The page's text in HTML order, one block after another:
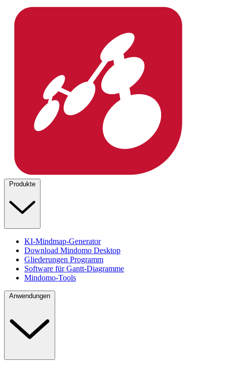
Produkte
KI-Mindmap-Generator
Download Mindomo Desktop
Gliederungen Programm
Software für Gantt-Diagramme
Mindomo-Tools
Anwendungen